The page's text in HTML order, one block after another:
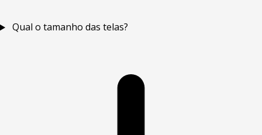
Qual o tamanho das telas?